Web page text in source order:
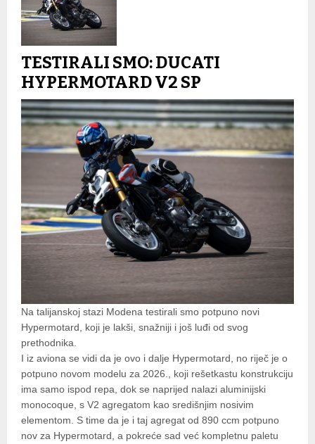
TESTIRALI SMO: DUCATI
HYPERMOTARD V2 SP
Na talijanskoj stazi Modena testirali smo potpuno novi
Hypermotard, koji je lakši, snažniji i još luđi od svog
prethodnika.
I iz aviona se vidi da je ovo i dalje Hypermotard, no riječ je o
potpuno novom modelu za 2026., koji rešetkastu konstrukciju
ima samo ispod repa, dok se naprijed nalazi aluminijski
monocoque, s V2 agregatom kao središnjim nosivim
elementom. S time da je i taj agregat od 890 ccm potpuno
nov za Hypermotard, a pokreće sad već kompletnu paletu